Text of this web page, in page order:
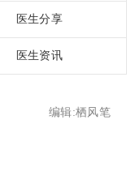
医生分享
医生资讯
编辑:栖风笔